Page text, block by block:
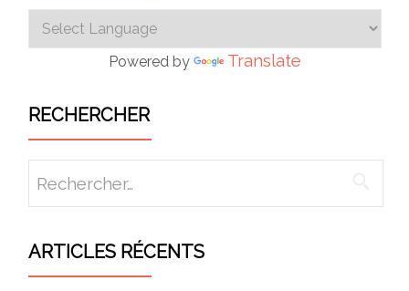
Powered by Translate
RECHERCHER
ARTICLES RÉCENTS